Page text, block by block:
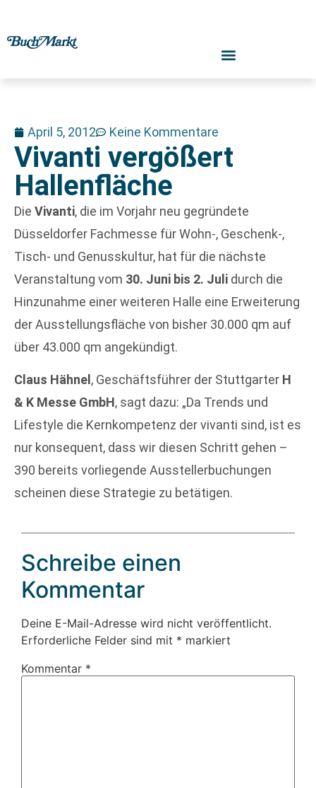
April 5, 2012 Keine Kommentare
Vivanti vergößert
Hallenfläche
Die Vivanti, die im Vorjahr neu gegründete
Düsseldorfer Fachmesse für Wohn-, Geschenk-,
Tisch- und Genusskultur, hat für die nächste
Veranstaltung vom 30. Juni bis 2. Juli durch die
Hinzunahme einer weiteren Halle eine Erweiterung
der Ausstellungsfläche von bisher 30.000 qm auf
über 43.000 qm angekündigt.
Claus Hähnel , Geschäftsführer der Stuttgarter H
& K Messe GmbH, sagt dazu: „Da Trends und
Lifestyle die Kernkompetenz der vivanti sind, ist es
nur konsequent, dass wir diesen Schritt gehen –
390 bereits vorliegende Ausstellerbuchungen
scheinen diese Strategie zu betätigen.
Schreibe einen
Kommentar
Deine E-Mail-Adresse wird nicht veröffentlicht.
Erforderliche Felder sind mit * markiert
Kommentar *